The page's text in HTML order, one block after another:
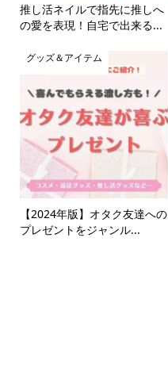
推し活ネイルで指先に推しへ
の愛を表現！自宅で出来る...
グッズ＆アイテム
【2024年版】オタク友達への
プレゼントをジャンル...